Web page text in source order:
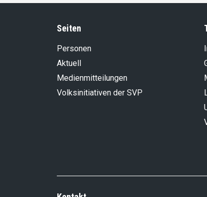
Seiten
Personen
Aktuell
Medienmitteilungen
Volksinitiativen der SVP